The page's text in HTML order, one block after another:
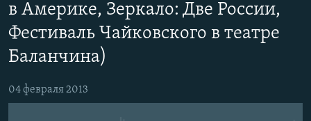
главной
навигации
Вернутся
поиску
КУЛЬТУРА
IDEL.РЕАЛИИ
КАВКАЗ.РЕАЛИИ
СЕВЕР.РЕАЛИИ
в Америке, Зеркало: Две России,
Фестиваль Чайковского в театре
Баланчина)
04 февраля 2013